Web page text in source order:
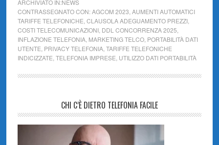
ARCHIVIATO IN:NEWS
CONTRASSEGNATO CON:AGCOM 2023 AUMENTI AUTOMATICI
TARIFFE TELEFONICHE CLAUSOLA ADEGUAMENTO PREZZI,
COSTI TELECOMUNICAZIONI, DDL CONCORRENZA 2025
INFLAZIONE TELEFONIA, MARKETING TELCO, PORTABILITÀ DATI
UTENTE PRIVACY TELEFONIA, TARIFFE TELEFONICHE
INDICIZZATE TELEFONIA IMPRESE UTILIZZO DATI PORTABILITÀ
CHI C’È DIETRO TELEFONIA FACILE